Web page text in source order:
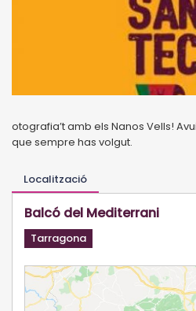
otografia’t amb els Nanos Vells!
que sempre has volgut.
Localització
Balcó del Mediterrani
Tarragona